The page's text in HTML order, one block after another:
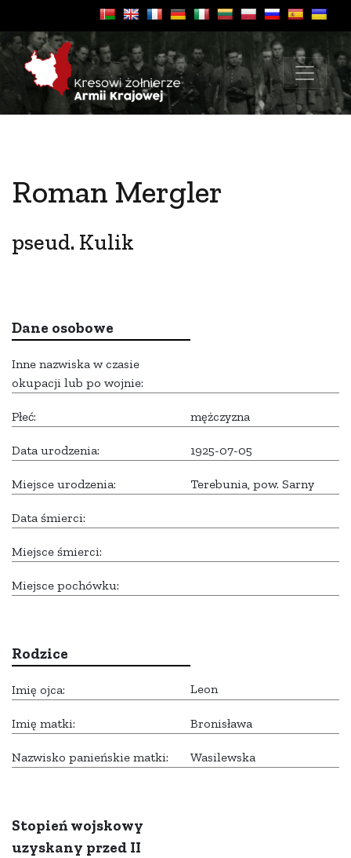
Roman Mergler
pseud. Kulik
Dane osobowe
Inne nazwiska w czasie
okupacji lub po wojnie:
Płeć: mężczyzna
Data urodzenia: 1925-07-05
Miejsce urodzenia: Terebunia, pow. Sarny
Data śmierci:
Miejsce śmierci:
Miejsce pochówku:
Rodzice
Imię ojca: Leon
Imię matki: Bronisława
Nazwisko panieńskie matki: Wasilewska
Stopień wojskowy
uzyskany przed II